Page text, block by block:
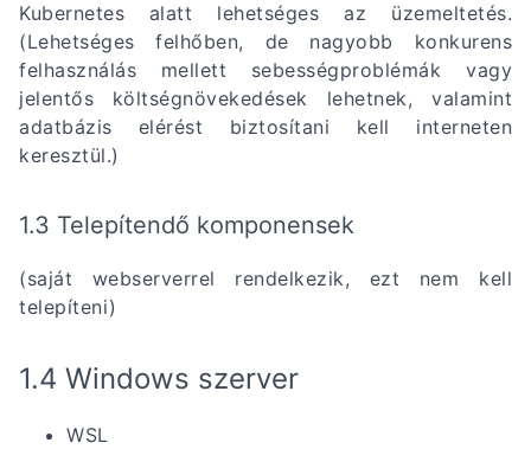
Kubernetes alatt lehetséges az üzemeltetés.
(Lehetséges felhőben, de nagyobb konkurens
felhasználás mellett sebességproblémák vagy
jelentős költségnövekedések lehetnek, valamint
adatbázis elérést biztosítani kell interneten
keresztül.)
1.3 Telepítendő komponensek
(saját webserverrel rendelkezik, ezt nem kell
telepíteni)
1.4 Windows szerver
WSL